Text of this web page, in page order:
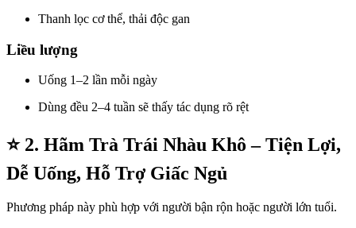
Thanh lọc cơ thể, thải độc gan
Liều lượng
Uống 1–2 lần mỗi ngày
Dùng đều 2–4 tuần sẽ thấy tác dụng rõ rệt
⭐ 2. Hãm Trà Trái Nhàu Khô – Tiện Lợi,
Dễ Uống, Hỗ Trợ Giấc Ngủ
Phương pháp này phù hợp với người bận rộn hoặc người lớn tuổi.